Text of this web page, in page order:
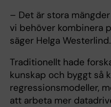
– Det är stora
vi behöver kombinera
säger Helga Westerlind.
Traditionellt hade
kunskap och byggt så
regressionsmodeller,
att arbeta mer